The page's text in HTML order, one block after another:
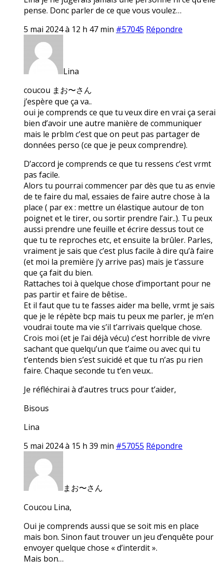
pense. Donc parler de ce que vous voulez…
5 mai 2024 à 12 h 47 min #57045 Répondre
Lina
coucou まお〜さん
j’espère que ça va..
oui je comprends ce que tu veux dire en vrai ça serai
bien d’avoir une autre manière de communiquer
mais le prblm c’est que on peut pas partager de
données perso (ce que je peux comprendre).
D’accord je comprends ce que tu ressens c’est vrmt
pas facile.
Alors tu pourrai commencer par dès que tu as envie
de te faire du mal, essaies de faire autre chose à la
place ( par ex : mettre un élastique autour de ton
poignet et le tirer, ou sortir prendre l’air..). Tu peux
aussi prendre une feuille et écrire dessus tout ce
que tu te reproches etc, et ensuite la brûler. Parles,
vraiment je sais que c’est plus facile à dire qu’à faire
(et moi la première j’y arrive pas) mais je t’assure
que ça fait du bien.
Rattaches toi à quelque chose d’important pour ne
pas partir et faire de bêtise..
Et il faut que tu te fasses aider ma belle, vrmt je sais
que je le répète bcp mais tu peux me parler, je m’en
voudrai toute ma vie s’il t’arrivais quelque chose.
Crois moi (et je l’ai déjà vécu) c’est horrible de vivre
sachant que quelqu’un que t’aime ou avec qui tu
t’entends bien s’est suicidé et que tu n’as pu rien
faire. Chaque seconde tu t’en veux..
Je réfléchirai à d’autres trucs pour t’aider,
Bisous
Lina
5 mai 2024 à 15 h 39 min #57055 Répondre
まお〜さん
Coucou Lina,
Oui je comprends aussi que se soit mis en place
mais bon. Sinon faut trouver un jeu d’enquête pour
envoyer quelque chose « d’interdit ».
Mais bon…